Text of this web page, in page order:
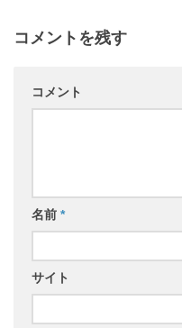
コメントを残す
コメント
名前 *
サイト